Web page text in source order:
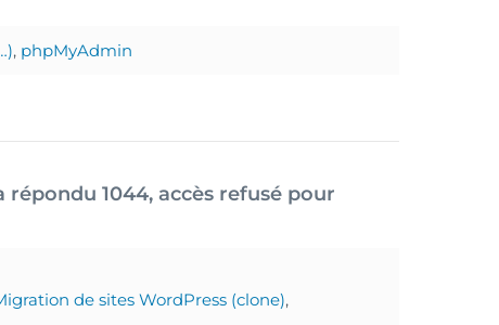
, phpMyAdmin
1044, accès refusé pour
de sites WordPress (clone),